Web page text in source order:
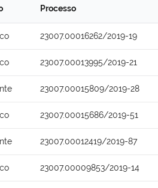
Processo
23007.00016262/2019-19
23007.00013995/2019-21
23007.00015809/2019-28
23007.00015686/2019-51
23007.00012419/2019-87
23007.00009853/2019-14